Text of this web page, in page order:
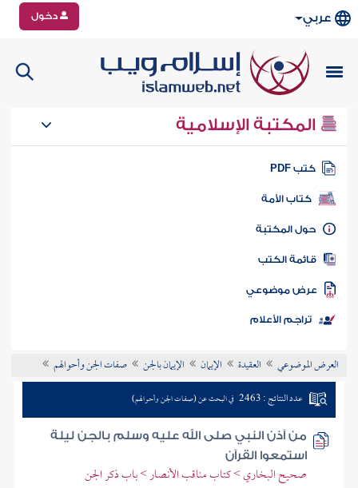
عربي دخول
المكتبة الإسلامية
كتب PDF
كتاب الأمة
المكتبة
الكتب
موضوعي
تراجم الأعلام
العرض الموضوعي العقيدة الإيمان الإيمان بالجن صفات الجن وأحوالهم
عدد النتائج : 2463 في البحث عن (صفات الجن وأحوالهم)
من آذن النبي صلى الله عليه وسلم بالجن ليلة
استمعوا القرآن
صحيح البخاري > كتاب مناقب الأنصار > باب ذكر الجن